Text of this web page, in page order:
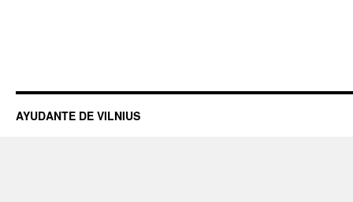
AYUDANTE DE VILNIUS